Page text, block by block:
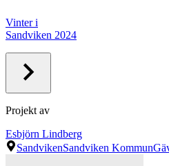
Vinter i
Sandviken 2024
Projekt av
Esbjörn Lindberg
SandvikenSandviken Kommun